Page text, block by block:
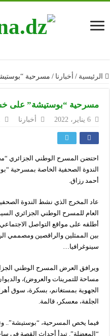
الرئيسية / أخبارنا / مسرحية
مسرحية “بوستيشة” على
6 يناير، 2022 أخبارنا
احتضن المسرح الوطني الجزائري
الندوة الصحفية الخاصة بمسرحية
أحمد رزاق.
عاد المخرج الذي نشط الندوة
العام للمسرح الوطني الجزائري
بين الممثلين والراقصين ومصممي
سينوغرافيا…
ويرافق العرض المسرح الوطني
مساحة للتمرينات والعروض)،
الجهوية بمستغانم، بسكرة، سوق
الجلفة، معسكر، قالمة.
فيما يخص المسرحية، “بوستيشة”..
“المعضلة”. تبدأ أحداث القصة في